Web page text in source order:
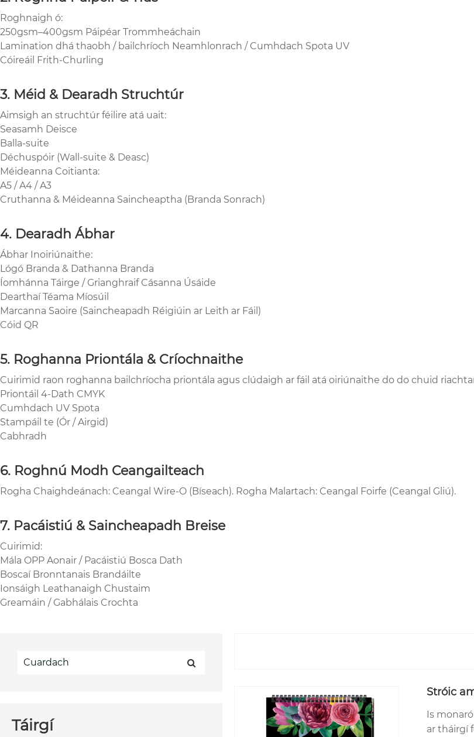
Roghnaigh ó:
250gsm–400gsm Páipéar Trommheáchain
Lamination dhá thaobh / bailchríoch Neamhlonrach / Cumhdach Spota UV
Cóireáil Frith-Churling
3. Méid & Dearadh Struchtúr
Aimsigh an struchtúr féilire atá uait:
Seasamh Deisce
Balla-suite
Déchuspóir (Wall-suite & Deasc)
Méideanna Coitianta:
A5 / A4 / A3
Cruthanna & Méideanna Saincheaptha (Branda Sonrach)
4. Dearadh Ábhar
Ábhar Inoiriúnaithe:
Lógó Branda & Dathanna Branda
Íomhánna Táirge / Grianghraif Cásanna Úsáide
Dearthaí Téama Míosúil
Marcanna Saoire (Saincheapadh Réigiúin ar Leith ar Fáil)
Cóid QR
5. Roghanna Priontála & Críochnaithe
Cuirimid raon roghanna bailchríocha priontála agus clúdaigh ar fáil atá oiriúnaithe do do chuid
Priontáil 4-Dath CMYK
Cumhdach UV Spota
Stampáil te (Ór / Airgid)
Cabhradh
6. Roghnú Modh Ceangailteach
Rogha Chaighdeánach: Ceangal Wire-O (Bíseach). Rogha Malartach: Ceangal Foirfe (Ceangal Gliú).
7. Pacáistiú & Saincheapadh Breise
Cuirimid:
Mála OPP Aonair / Pacáistiú Bosca Dath
Boscaí Bronntanais Brandáilte
Ionsáigh Leathanaigh Chustaim
Greamáin / Gabhálais Crochta
Táirgí
Stróic
Is
ar tháirgí